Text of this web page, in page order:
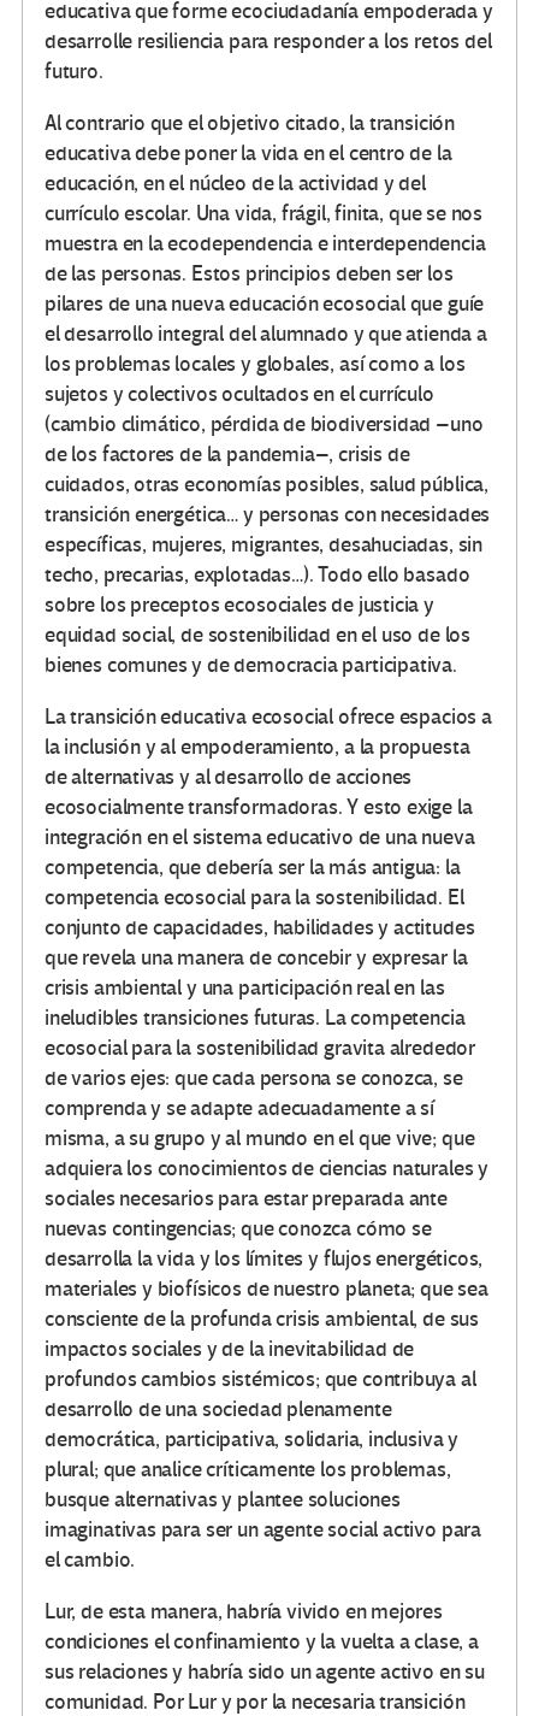
educativa que forme ecociudadanía empoderada y
desarrolle resiliencia para responder a los retos del
futuro.
Al contrario que el objetivo citado, la transición
educativa debe poner la vida en el centro de la
educación, en el núcleo de la actividad y del
currículo escolar. Una vida, frágil, finita, que se nos
muestra en la ecodependencia e interdependencia
de las personas. Estos principios deben ser los
pilares de una nueva educación ecosocial que guíe
el desarrollo integral del alumnado y que atienda a
los problemas locales y globales, así como a los
sujetos y colectivos ocultados en el currículo
(cambio climático, pérdida de biodiversidad –uno
de los factores de la pandemia–, crisis de
cuidados, otras economías posibles, salud pública,
transición energética… y personas con necesidades
específicas, mujeres, migrantes, desahuciadas, sin
techo, precarias, explotadas…). Todo ello basado
sobre los preceptos ecosociales de justicia y
equidad social, de sostenibilidad en el uso de los
bienes comunes y de democracia participativa.
La transición educativa ecosocial ofrece espacios a
la inclusión y al empoderamiento, a la propuesta
de alternativas y al desarrollo de acciones
ecosocialmente transformadoras. Y esto exige la
integración en el sistema educativo de una nueva
competencia, que debería ser la más antigua: la
competencia ecosocial para la sostenibilidad. El
conjunto de capacidades, habilidades y actitudes
que revela una manera de concebir y expresar la
crisis ambiental y una participación real en las
ineludibles transiciones futuras. La competencia
ecosocial para la sostenibilidad gravita alrededor
de varios ejes: que cada persona se conozca, se
comprenda y se adapte adecuadamente a sí
misma, a su grupo y al mundo en el que vive; que
adquiera los conocimientos de ciencias naturales y
sociales necesarios para estar preparada ante
nuevas contingencias; que conozca cómo se
desarrolla la vida y los límites y flujos energéticos,
materiales y biofísicos de nuestro planeta; que sea
consciente de la profunda crisis ambiental, de sus
impactos sociales y de la inevitabilidad de
profundos cambios sistémicos; que contribuya al
desarrollo de una sociedad plenamente
democrática, participativa, solidaria, inclusiva y
plural; que analice críticamente los problemas,
busque alternativas y plantee soluciones
imaginativas para ser un agente social activo para
el cambio.
Lur, de esta manera, habría vivido en mejores
condiciones el confinamiento y la vuelta a clase, a
sus relaciones y habría sido un agente activo en su
comunidad. Por Lur y por la necesaria transición